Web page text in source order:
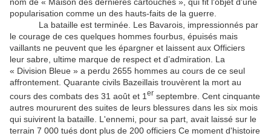
popularisation comme un des hauts-faits de la guerre.
La bataille est terminée. Les Bavarois, impressionnés par
le courage de ces quelques hommes fourbus, épuisés mais
vaillants ne peuvent que les épargner et laissent aux Officiers
leur sabre, ultime marque de respect et d’admiration. La
« Division Bleue » a perdu 2655 hommes au cours de ce seul
affrontement. Quarante civils Bazeillais trouvèrent la mort au
cours des combats des 31 août et 1 er septembre. Cent cinquante
autres moururent des suites de leurs blessures dans les six mois
qui suivirent la bataille. L'ennemi, pour sa part, avait laissé sur le
terrain 7 000 tués dont plus de 200 officiers Ce moment d'histoire